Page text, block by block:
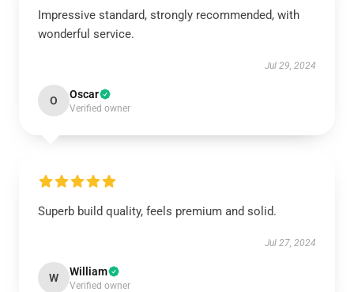
Impressive standard, strongly recommended, with
wonderful service.
Jul 29, 2024
O Oscar
Verified owner
Superb build quality, feels premium and solid.
Jul 27, 2024
W William
Verified owner